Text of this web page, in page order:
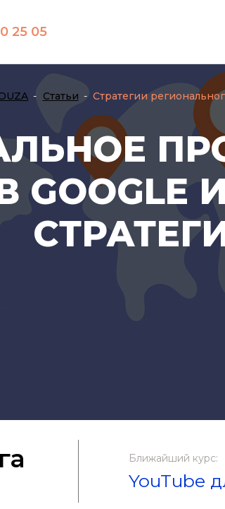
25 05
Статьи Стратегии
GOOGLE
Ближайший курс:
YouTube